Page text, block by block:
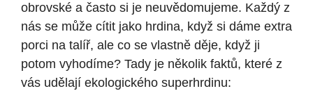
obrovské a často si je neuvědomujeme. Každý z
nás se může cítit jako hrdina, když si dáme extra
porci na talíř, ale co se vlastně děje, když ji
potom vyhodíme? Tady je několik faktů, které z
vás udělají ekologického superhrdinu: